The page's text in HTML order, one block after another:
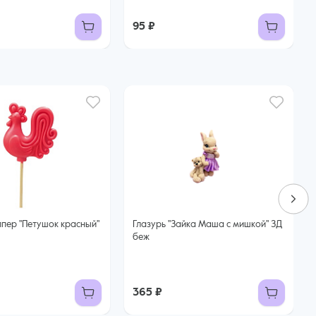
95 ₽
"Петушок красный"
Глазурь "Зайка Маша с мишкой" ЗД
беж
365 ₽